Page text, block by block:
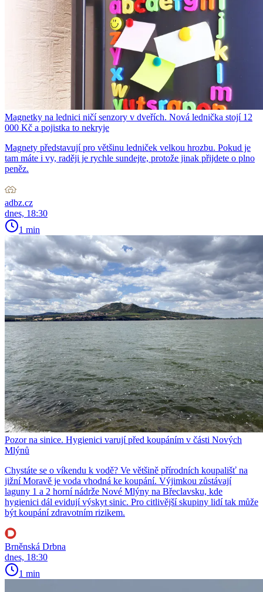
Magnetky na lednici ničí senzory v dveřích. Nová lednička stojí 12
000 Kč a pojistka to nekryje
Magnety představují pro většinu ledniček velkou hrozbu. Pokud je
tam máte i vy, raději je rychle sundejte, protože jinak přijdete o plno
peněz.
adbz.cz
dnes, 18:30
1 min
Pozor na sinice. Hygienici varují před koupáním v části Nových
Mlýnů
Chystáte se o víkendu k vodě? Ve většině přírodních koupališť na
jižní Moravě je voda vhodná ke koupání. Výjimkou zůstávají
laguny 1 a 2 horní nádrže Nové Mlýny na Břeclavsku, kde
hygienici dál evidují výskyt sinic. Pro citlivější skupiny lidí tak může
být koupání zdravotním rizikem.
Brněnská Drbna
dnes, 18:30
1 min